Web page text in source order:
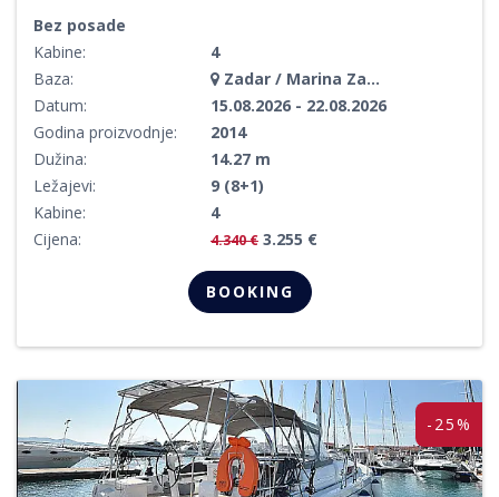
Bez posade
Kabine:
4
Baza:
Zadar / Marina Zadar
Datum:
15.08.2026 - 22.08.2026
Godina proizvodnje:
2014
Dužina:
14.27 m
Ležajevi:
9 (8+1)
Kabine:
4
Cijena:
4.340 € 3.255 €
BOOKING
-25%